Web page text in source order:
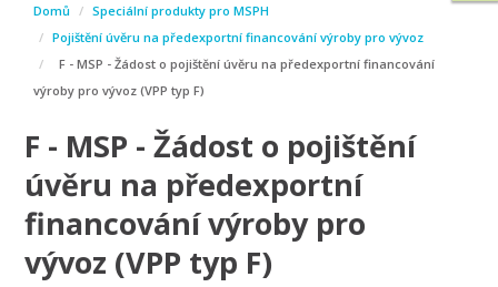
Domů
Speciální produkty pro MSPH
Pojištění úvěru na předexportní financování výroby pro vývoz
F - MSP - Žádost o pojištění úvěru na předexportní financování
výroby pro vývoz (VPP typ F)
F - MSP - Žádost o pojištění
úvěru na předexportní
financování výroby pro
vývoz (VPP typ F)